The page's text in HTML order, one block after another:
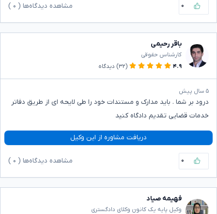
۰ مشاهده دیدگاه‌ها ( ۰
باقر رحیمی
کارشناس حقوقی
۴.۹
(۳۲) دیدگاه
۵ سال پیش
درود بر شما . باید مدارک و مستندات خود را طی لایحه ای از طریق دفاتر
خدمات قضایی تقدیم دادگاه کنید
دریافت مشاوره از این وکیل
۰ مشاهده دیدگاه‌ها ( ۰
فهیمه صیاد
وکیل پایه یک کانون وکلای دادگستری